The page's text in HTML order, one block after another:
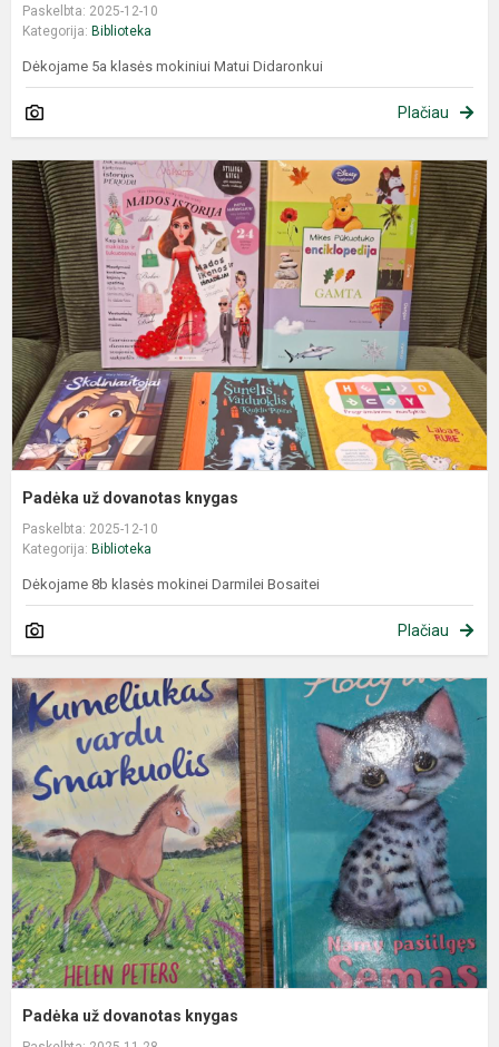
Paskelbta: 2025-12-10
Kategorija: Biblioteka
Dėkojame 5a klasės mokiniui Matui Didaronkui
Plačiau
Padėka už dovanotas knygas
Paskelbta: 2025-12-10
Kategorija: Biblioteka
Dėkojame 8b klasės mokinei Darmilei Bosaitei
Plačiau
Padėka už dovanotas knygas